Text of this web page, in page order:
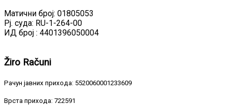
Матични број: 01805053
Рј. суда: RU-1-264-00
ИД број : 4401396050004
Žiro Računi
Рачун јавних прихода: 5520060001233609
Врста прихода: 722591